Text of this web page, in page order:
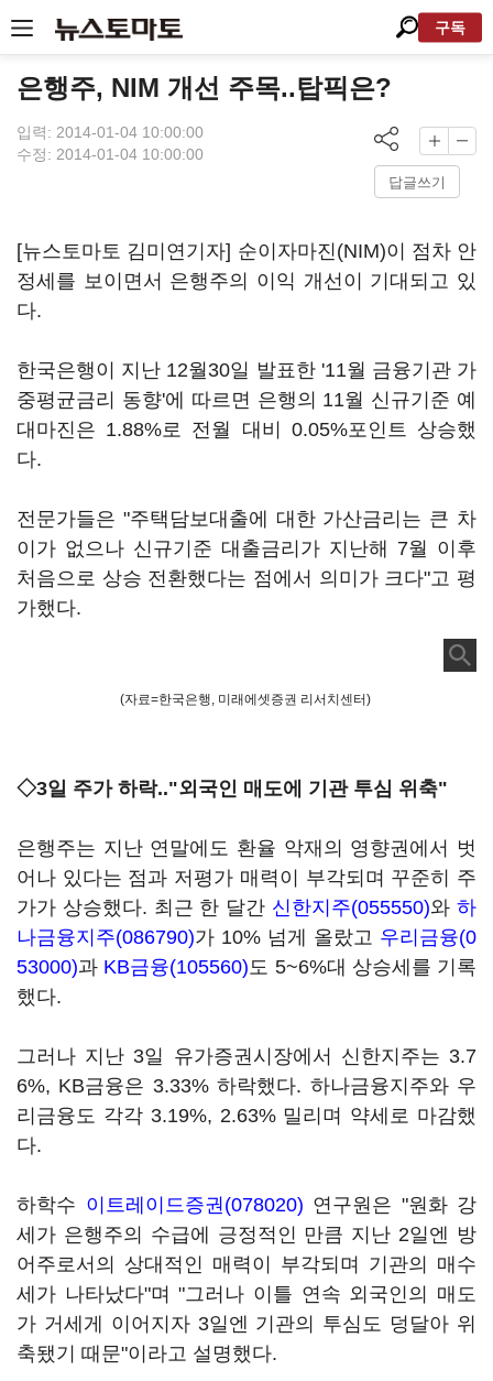
구독
은행주, NIM 개선 주목..탑픽은?
입력: 2014-01-04 10:00:00
수정: 2014-01-04 10:00:00
답글쓰기
[뉴스토마토 김미연기자] 순이자마진(NIM)이 점차 안
정세를 보이면서 은행주의 이익 개선이 기대되고 있
다.
한국은행이 지난 12월30일 발표한 '11월 금융기관 가
중평균금리 동향'에 따르면 은행의 11월 신규기준 예
대마진은 1.88%로 전월 대비 0.05%포인트 상승했
다.
전문가들은 "주택담보대출에 대한 가산금리는 큰 차
이가 없으나 신규기준 대출금리가 지난해 7월 이후
처음으로 상승 전환했다는 점에서 의미가 크다"고 평
가했다.
(자료=한국은행, 미래에셋증권 리서치센터)
◇3일 주가 하락.."외국인 매도에 기관 투심 위축"
은행주는 지난 연말에도 환율 악재의 영향권에서 벗
어나 있다는 점과 저평가 매력이 부각되며 꾸준히 주
가가 상승했다. 최근 한 달간 신한지주(055550)와하
나금융지주(086790)가 10% 넘게 올랐고 우리금융(0
53000)과 KB금융(105560)도 5~6%대 상승세를 기록
했다.
그러나 지난 3일 유가증권시장에서 신한지주는 3.7
6%, KB금융은 3.33% 하락했다. 하나금융지주와 우
리금융도 각각 3.19%, 2.63% 밀리며 약세로 마감했
다.
하학수 이트레이드증권(078020) 연구원은 "원화 강
세가 은행주의 수급에 긍정적인 만큼 지난 2일엔 방
어주로서의 상대적인 매력이 부각되며 기관의 매수
세가 나타났다"며 "그러나 이틀 연속 외국인의 매도
가 거세게 이어지자 3일엔 기관의 투심도 덩달아 위
축됐기 때문"이라고 설명했다.